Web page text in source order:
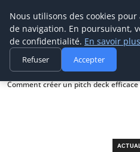
Prospection Pro
Accueil
Actualité
Comment créer un pitch deck
Nous utilisons des cookies
de navigation. En poursuivant,
de confidentialité. En savoir plus
Refuser Accepter